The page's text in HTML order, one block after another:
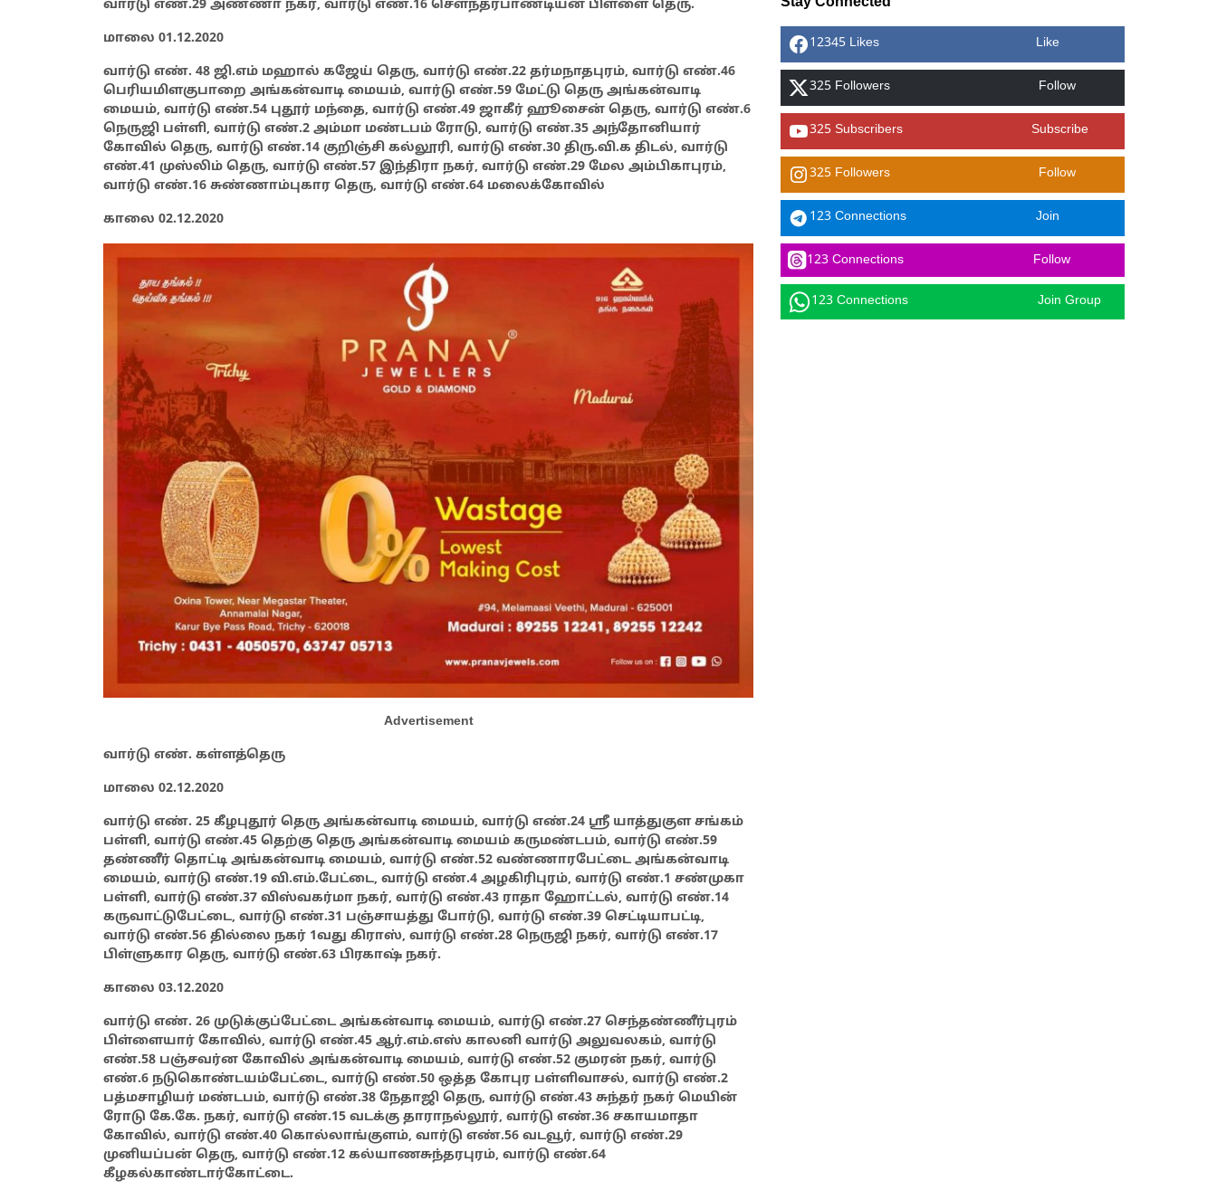
வார்டு எண்.29 அண்ணா நகர், வார்டு எண்.16 சௌந்தரபாண்டியன் பிள்ளை தெரு.
மாலை 01.12.2020
வார்டு எண். 48 ஜி.எம் மஹால் கஜேய் தெரு, வார்டு எண்.22 தர்மநாதபுரம், வார்டு எண்.46
பெரியமிளகுபாறை அங்கன்வாடி மையம், வார்டு எண்.59 மேட்டு தெரு அங்கன்வாடி
மையம், வார்டு எண்.54 புதூர் மந்தை, வார்டு எண்.49 ஜாகீர் ஹூசைன் தெரு, வார்டு எண்.6
நெருஜி பள்ளி, வார்டு எண்.2 அம்மா மண்டபம் ரோடு, வார்டு எண்.35 அந்தோனியார்
கோவில் தெரு, வார்டு எண்.14 குறிஞ்சி கல்லூரி, வார்டு எண்.30 திரு.வி.க திடல், வார்டு
எண்.41 முஸ்லிம் தெரு, வார்டு எண்.57 இந்திரா நகர், வார்டு எண்.29 மேல அம்பிகாபுரம்,
வார்டு எண்.16 சுண்ணாம்புகார தெரு, வார்டு எண்.64 மலைக்கோவில்
காலை 02.12.2020
Advertisement
வார்டு எண். கள்ளத்தெரு
மாலை 02.12.2020
வார்டு எண். 25 கீழபுதூர் தெரு அங்கன்வாடி மையம், வார்டு எண்.24 ஸ்ரீ யாத்துகுள சங்கம்
பள்ளி, வார்டு எண்.45 தெற்கு தெரு அங்கன்வாடி மையம் கருமண்டபம், வார்டு எண்.59
தண்ணீர் தொட்டி அங்கன்வாடி மையம், வார்டு எண்.52 வண்ணாரபேட்டை அங்கன்வாடி
மையம், வார்டு எண்.19 வி.எம்.பேட்டை, வார்டு எண்.4 அழகிரிபுரம், வார்டு எண்.1 சண்முகா
பள்ளி, வார்டு எண்.37 விஸ்வகர்மா நகர், வார்டு எண்.43 ராதா ஹோட்டல், வார்டு எண்.14
கருவாட்டுபேட்டை, வார்டு எண்.31 பஞ்சாயத்து போர்டு, வார்டு எண்.39 செட்டியாபட்டி,
வார்டு எண்.56 தில்லை நகர் 1வது கிராஸ், வார்டு எண்.28 நெருஜி நகர், வார்டு எண்.17
பிள்ளுகார தெரு, வார்டு எண்.63 பிரகாஷ் நகர்.
காலை 03.12.2020
வார்டு எண். 26 முடுக்குப்பேட்டை அங்கன்வாடி மையம், வார்டு எண்.27 செந்தண்ணீர்புரம்
பிள்ளையார் கோவில், வார்டு எண்.45 ஆர்.எம்.எஸ் காலனி வார்டு அலுவலகம், வார்டு
எண்.58 பஞ்சவர்ன கோவில் அங்கன்வாடி மையம், வார்டு எண்.52 குமரன் நகர், வார்டு
எண்.6 நடுகொண்டயம்பேட்டை, வார்டு எண்.50 ஒத்த கோபுர பள்ளிவாசல், வார்டு எண்.2
பத்மசாழியர் மண்டபம், வார்டு எண்.38 நேதாஜி தெரு, வார்டு எண்.43 சுந்தர் நகர் மெயின்
ரோடு கே.கே. நகர், வார்டு எண்.15 வடக்கு தாராநல்லூர், வார்டு எண்.36 சகாயமாதா
கோவில், வார்டு எண்.40 கொல்லாங்குளம், வார்டு எண்.56 வடவூர், வார்டு எண்.29
முனியப்பன் தெரு, வார்டு எண்.12 கல்யாணசுந்தரபுரம், வார்டு எண்.64
கீழகல்காண்டார்கோட்டை.
12345 Likes Like
325 Followers Follow
325 Subscribers Subscribe
325 Followers Follow
123 Connections Join
123 Connections Follow
123 Connections Join Group